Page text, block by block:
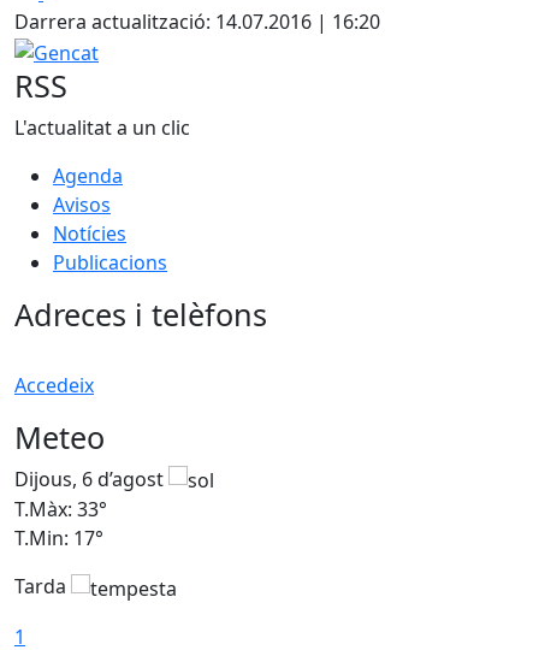
Darrera actualització: 14.07.2016 | 16:20
Gencat
RSS
L'actualitat a un clic
Agenda
Avisos
Notícies
Publicacions
Adreces i telèfons
Accedeix
Meteo
Dijous, 6 d’agost
T.Màx: 33°
T.Min: 17°
Tarda
1